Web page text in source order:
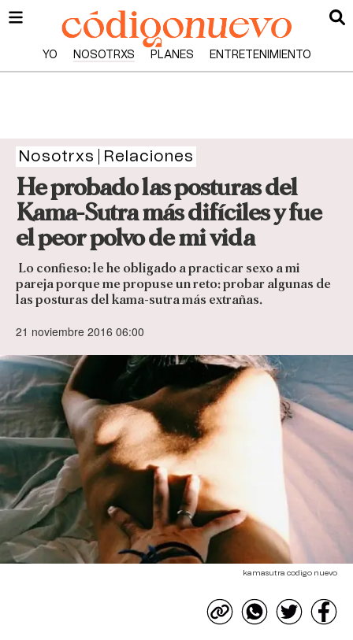
YO NOSOTRXS PLANES ENTRETENIMIENTO
Nosotrxs Relaciones
He probado las posturas del
Kama-Sutra más difíciles y fue
el peor polvo de mi vida
Lo confieso: le he obligado a practicar sexo a mi
pareja porque me propuse un reto: probar algunas de
las posturas del kama-sutra más extrañas.
21 noviembre 2016 06:00
kamasutra codigo nuevo